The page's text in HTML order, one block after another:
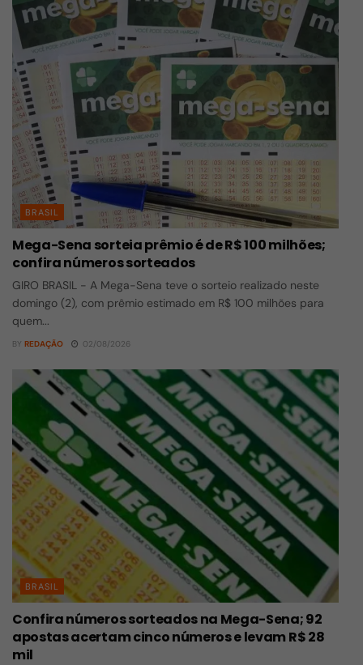
BRASIL
Mega-Sena sorteia prêmio é de R$ 100 milhões;
confira números sorteados
GIRO BRASIL - A Mega-Sena teve o sorteio realizado neste
domingo (2), com prêmio estimado em R$ 100 milhões para
quem...
BY REDAÇÃO 02/08/2026
BRASIL
Confira números sorteados na Mega-Sena; 92
apostas acertam cinco números e levam R$ 28
mil